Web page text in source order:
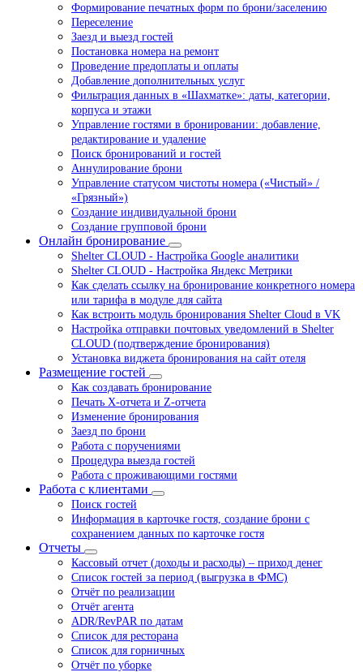
Формирование печатных форм по брони/заселению
Переселение
Заезд и выезд гостей
Постановка номера на ремонт
Проведение предоплаты и оплаты
Добавление дополнительных услуг
Фильтрация данных в «Шахматке»: даты, категории,
корпуса и этажи
Управление гостями в бронировании: добавление,
редактирование и удаление
Поиск бронирований и гостей
Аннулирование брони
Управление статусом чистоты номера («Чистый» /
«Грязный»)
Создание индивидуальной брони
Создание групповой брони
Онлайн бронирование
Shelter CLOUD - Настройка Google аналитики
Shelter CLOUD - Настройка Яндекс Метрики
Как сделать ссылку на бронирование конкретного номера
или тарифа в модуле для сайта
Как встроить модуль бронирования Shelter Cloud в VK
Настройка отправки почтовых уведомлений в Shelter
CLOUD (подтверждение бронирования)
Установка виджета бронирования на сайт отеля
Размещение гостей
Как создавать бронирование
Печать Х-отчета и Z-отчета
Изменение бронирования
Заезд по брони
Работа с поручениями
Процедура выезда гостей
Работа с проживающими гостями
Работа с клиентами
Поиск гостей
Информация в карточке гостя, создание брони с
сохранением данных по карточке гостя
Отчеты
Кассовый отчет (доходы и расходы) – приход денег
Список гостей за период (выгрузка в ФМС)
Отчёт по реализации
Отчёт агента
ADR/RevPAR по датам
Список для ресторана
Список для горничных
Отчёт по уборке